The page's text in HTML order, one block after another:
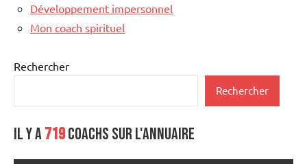
Développement impersonnel
Mon coach spirituel
Rechercher
Rechercher
Il y a719coachs sur l'annuaire